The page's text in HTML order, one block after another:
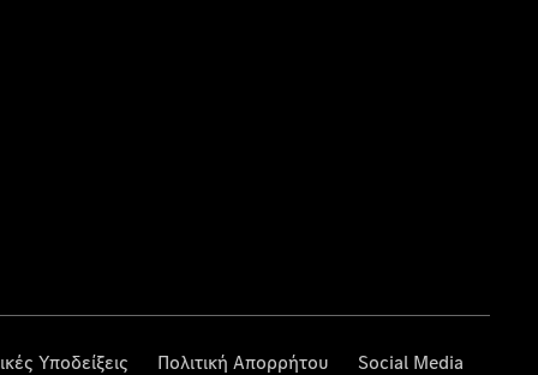
Υποδείξεις Πολιτική Απορρήτου Social Media